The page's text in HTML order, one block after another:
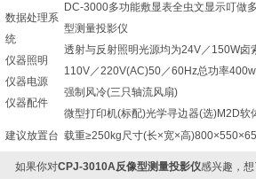
数据处理系
统
仪器照明
仪器电源
仪器配件
DC-3000多功能敷显表全虫文显示叮做多点
型测量投影仪
透射与反射照明光源均为24V／150W卤
110V／220V(AC)50／60Hz总功率400w
强制风冷(三只轴流风扇)
微型打印机(标配)光学寻边器(选)M2D软
建议放置台 载重≥250kg尺寸(长×宽×高
如果你对CPJ-3010A反像型测量投影仪感兴趣，